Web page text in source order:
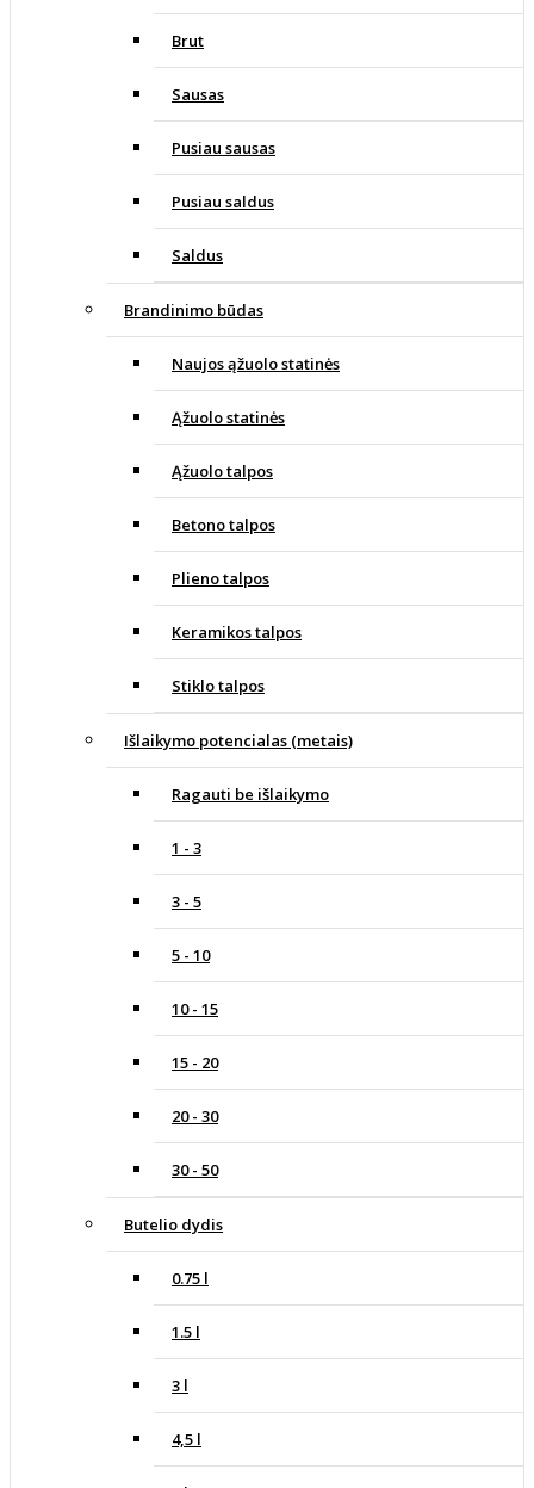
Brut
Sausas
Pusiau sausas
Pusiau saldus
Saldus
Brandinimo būdas
Naujos ąžuolo statinės
Ąžuolo statinės
Ąžuolo talpos
Betono talpos
Plieno talpos
Keramikos talpos
Stiklo talpos
Išlaikymo potencialas (metais)
Ragauti be išlaikymo
1 - 3
3 - 5
5 - 10
10 - 15
15 - 20
20 - 30
30 - 50
Butelio dydis
0.75 l
1.5 l
3 l
4,5 l